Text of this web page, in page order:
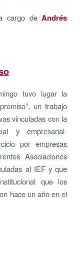
cargo deAndrés
tuvo lugar la
un trabajo
vinculadas con la
y empresarial-
por empresas
Asociaciones
al IEF y que
que los
hace un año en el